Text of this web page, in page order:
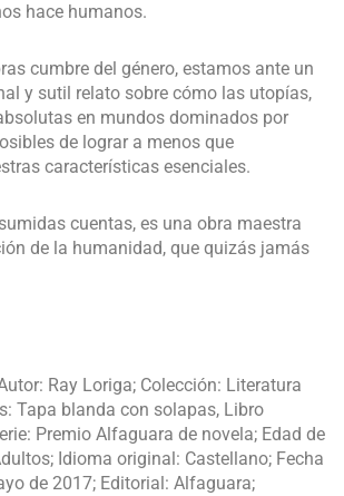
hace humanos.
cumbre del género, estamos ante un
y sutil relato sobre cómo las utopías,
en mundos dominados por
de lograr a menos que
características esenciales.
cuentas, es una obra maestra
de la humanidad, que quizás jamás
Ray Loriga; Colección: Literatura
Tapa blanda con solapas, Libro
Premio Alfaguara de novela; Edad de
Idioma original: Castellano; Fecha
de 2017; Editorial: Alfaguara;